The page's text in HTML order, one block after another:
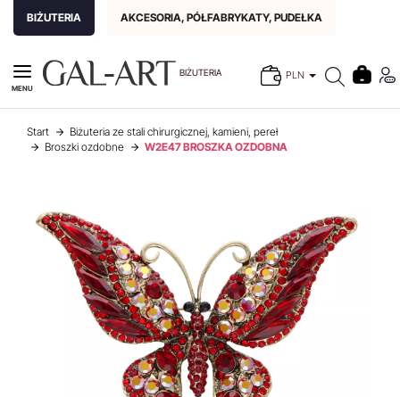
BIŻUTERIA AKCESORIA, PÓŁFABRYKATY, PUDEŁKA
BIŻUTERIA PLN
MENU
Start
Biżuteria ze stali chirurgicznej, kamieni, pereł
Broszki ozdobne
W2E47 BROSZKA OZDOBNA